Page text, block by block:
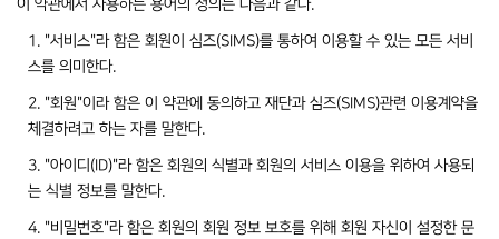
이 약관에서 사용하는 용어의 정의는 다음과 같다.
1. "서비스"라 함은 회원이 심즈(SIMS)를 통하여 이용할 수 있는 모든 서비
스를 의미한다.
2. "회원"이라 함은 이 약관에 동의하고 재단과 심즈(SIMS)관련 이용계약을
체결하려고 하는 자를 말한다.
3. "아이디(ID)"라 함은 회원의 식별과 회원의 서비스 이용을 위하여 사용되
는 식별 정보를 말한다.
4. "비밀번호"라 함은 회원의 회원 정보 보호를 위해 회원 자신이 설정한 문